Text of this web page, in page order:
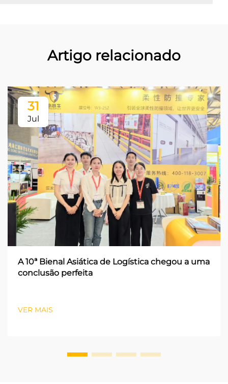
Artigo relacionado
31
Jul
A 10ª Bienal Asiática de Logística chegou a uma
conclusão perfeita
VER MAIS